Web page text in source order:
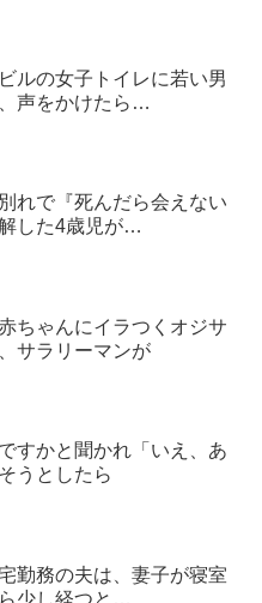
ルの女子トイレに若い男
声をかけたら…
れで『死んだら会えない
した4歳児が…
ちゃんにイラつくオジサ
サラリーマンが
すかと聞かれ「いえ、あ
うとしたら
勤務の夫は、妻子が寝室
少し経つと…